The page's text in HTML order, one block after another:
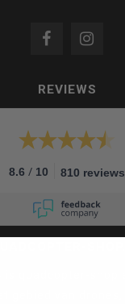
REVIEWS
8.6 / 10 810 reviews